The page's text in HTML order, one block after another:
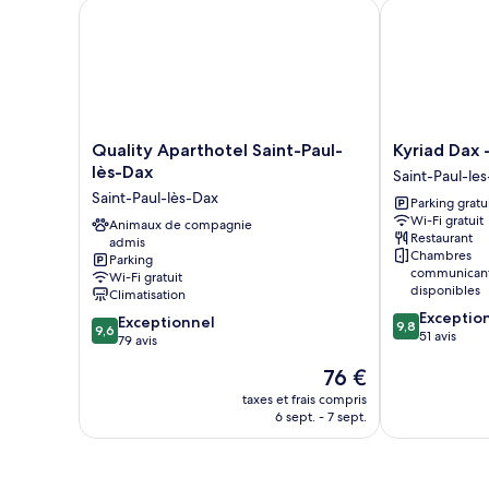
non-
fumeurs,
vue
piscine
Quality
Aparthotel
Paul-
lès-
Dax
Saint-
Paul-
lès-
Dax
Quality Aparthotel Saint-Paul-
lès-Dax
Saint-Paul-lès-Dax
Animaux de compagnie
admis
Parking
Wi-Fi gratuit
Climatisation
9.6
sur
9,6 Exceptionnel
79 avis
Le
nouveau
prix
76 €
taxes et frais compris
6 sept. - 7 sept.
Quality Aparthotel Saint-Paul-lès-Dax
Kyriad
Dax
-
Saint-
Paul-
les-
Dax
Saint-
les-
Dax
Kyriad Dax
Saint-Paul-
Parking
Wi-Fi gratuit
Restaurant
Chambres
disponibles
9.8
sur
9,8
51 avis
Kyriad Dax -